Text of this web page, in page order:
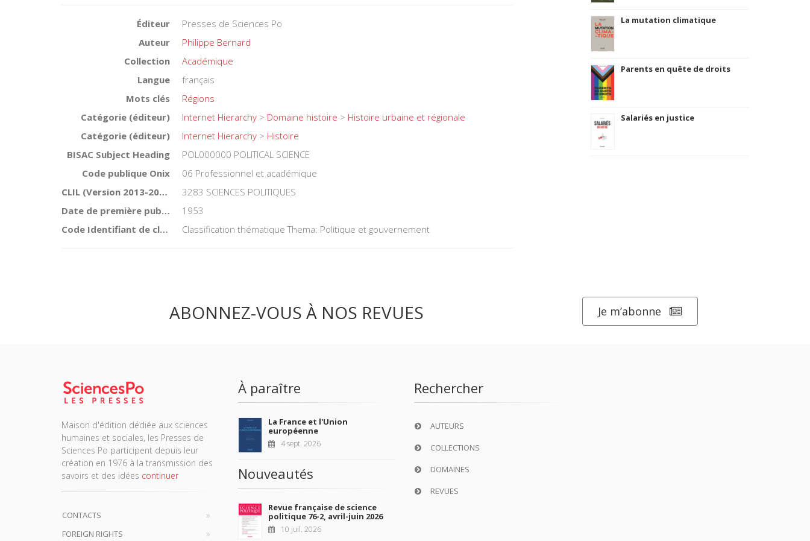
Éditeur
Presses de Sciences Po
Auteur
Philippe Bernard
Collection
Académique
Langue
français
Mots clés
Régions
Catégorie (éditeur)
Internet Hierarchy > Domaine histoire > Histoire urbaine et régionale
Catégorie (éditeur)
Internet Hierarchy > Histoire
BISAC Subject Heading
POL000000 POLITICAL SCIENCE
Code publique Onix
06 Professionnel et académique
CLIL (Version 2013-2019 )
3283 SCIENCES POLITIQUES
Date de première publication du titre
1953
Code Identifiant de classement sujet
Classification thématique Thema: Politique et gouvernement
La mutation climatique
Parents en quête de droits
Salariés en justice
ABONNEZ-VOUS À NOS REVUES Je m’abonne
Maison d'édition dédiée aux sciences
humaines et sociales, les Presses de
Sciences Po participent depuis leur
création en 1976 à la transmission des
savoirs et des idées continuer
CONTACTS
FOREIGN RIGHTS
À paraître
La France et l'Union
européenne
4 sept. 2026
Nouveautés
Revue française de science
politique 76-2, avril-juin 2026
10 juil. 2026
Rechercher
AUTEURS
COLLECTIONS
DOMAINES
REVUES